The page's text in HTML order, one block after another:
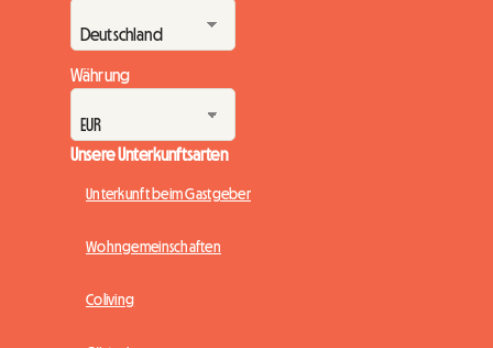
Währung
Unsere Unterkunftsarten
Unterkunft beim Gastgeber
Wohngemeinschaften
Coliving